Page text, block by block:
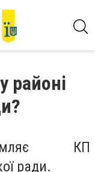
районі
КП
ради.